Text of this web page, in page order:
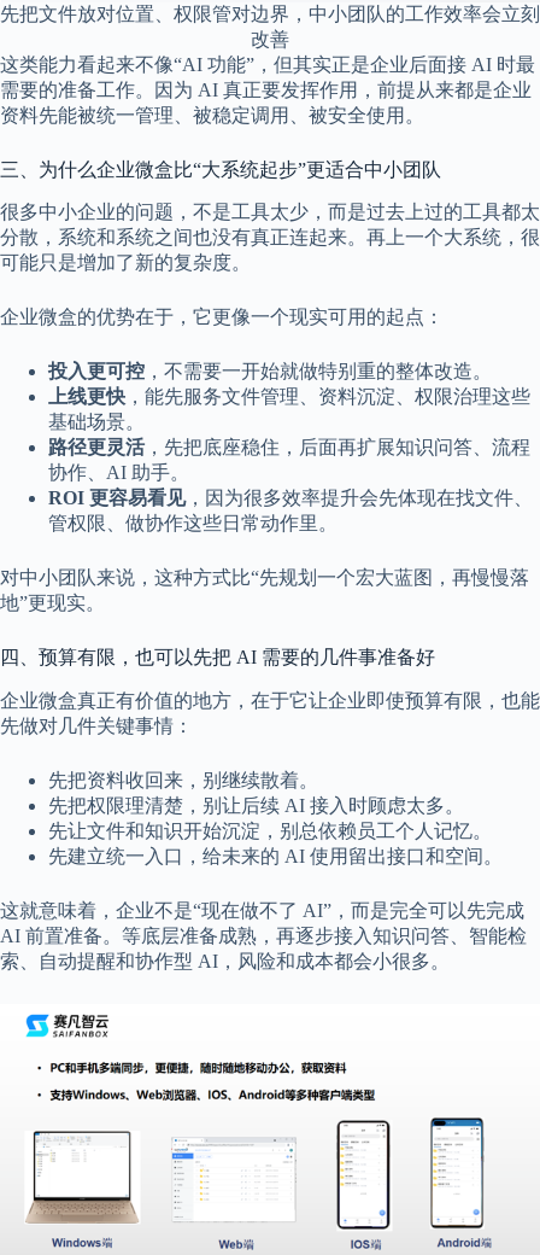
先把文件放对位置、权限管对边界，中小团队的工作效率会立刻
改善
这类能力看起来不像“AI 功能”，但其实正是企业后面接 AI 时最
需要的准备工作。因为 AI 真正要发挥作用，前提从来都是企业
资料先能被统一管理、被稳定调用、被安全使用。
三、为什么企业微盒比“大系统起步”更适合中小团队
很多中小企业的问题，不是工具太少，而是过去上过的工具都太
分散，系统和系统之间也没有真正连起来。再上一个大系统，很
可能只是增加了新的复杂度。
企业微盒的优势在于，它更像一个现实可用的起点：
投入更可控 ，不需要一开始就做特别重的整体改造。
上线更快 ，能先服务文件管理、资料沉淀、权限治理这些
基础场景。
路径更灵活，先把底座稳住，后面再扩展知识问答、流程
协作、AI 助手。
ROI 更容易看见，因为很多效率提升会先体现在找文件、
管权限、做协作这些日常动作里。
对中小团队来说，这种方式比“先规划一个宏大蓝图，再慢慢落
地”更现实。
四、预算有限，也可以先把 AI 需要的几件事准备好
企业微盒真正有价值的地方，在于它让企业即使预算有限，也能
先做对几件关键事情：
先把资料收回来，别继续散着。
先把权限理清楚，别让后续 AI 接入时顾虑太多。
先让文件和知识开始沉淀，别总依赖员工个人记忆。
先建立统一入口，给未来的 AI 使用留出接口和空间。
这就意味着，企业不是“现在做不了 AI”，而是完全可以先完成
AI 前置准备。等底层准备成熟，再逐步接入知识问答、智能检
索、自动提醒和协作型 AI，风险和成本都会小很多。